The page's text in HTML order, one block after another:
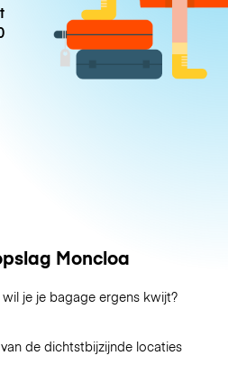
Moncloa
je je bagage ergens kwijt?
de dichtstbijzijnde locaties